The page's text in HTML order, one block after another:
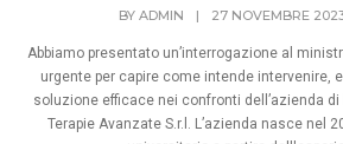
BY ADMIN | 27 NOVEMBRE
Abbiamo presentato un’interrogazione al
urgente per capire come intende intervenire,
soluzione efficace nei confronti dell’azienda
Terapie Avanzate S.r.l. L’azienda nasce nel